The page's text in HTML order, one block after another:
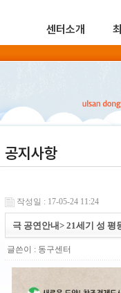
센터소개
공지사항
작성일 : 17-05-24 11:24
극 공연안내> 21세기 성 평
글쓴이 : 동구센터